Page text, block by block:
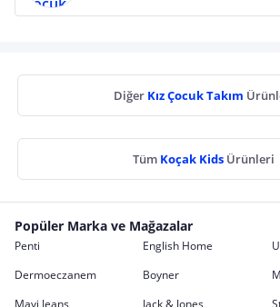
Diğer Kız Çocuk Takım
Tüm Koçak Kids Ürünleri
Popüler Marka ve Mağazalar
Penti English Home
Dermoeczanem
Boyner
Mavi Jeans
Jack & Jones